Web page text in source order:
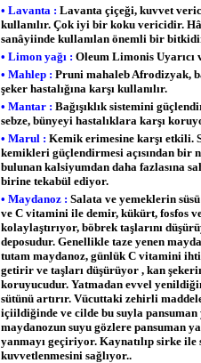
• Lavanta : Lavanta çiçeği, kuvvet
kullanılır. Çok iyi bir koku vericidir.
sanâyiinde kullanılan önemli bir
• Limon yağı : Oleum Limonis
• Mahlep : Pruni mahaleb Afrodizyak,
şeker hastalığına karşı kullanılır.
• Mantar : Bağışıklık sistemini
sebze, bünyeyi hastalıklara karşı
• Marul : Kemik erimesine karşı etkili.
kemikleri güçlendirmesi açısından bir
bulunan kalsiyumdan daha fazlasına
birine tekabül ediyor.
• Maydanoz : Salata ve yemeklerin
ve C vitamini ile demir, kükürt, fosfos
kolaylaştırıyor, böbrek taşlarını
deposudur. Genellikle taze yenen
tutam maydanoz, günlük C vitamini
getirir ve taşları düşürüyor , kan
koruyucudur. Yatmadan evvel
sütünü artırır. Vücuttaki zehirli
içiildiğinde ve cilde bu suyla
maydanozun suyu gözlere pansuman
yanmayı geçiriyor. Kaynatılıp sirke ile
kuvvetlenmesini sağlıyor..